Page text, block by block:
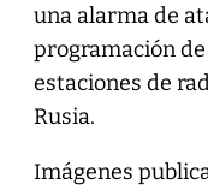
una alarma de
programación
estaciones de
Rusia.
Imágenes